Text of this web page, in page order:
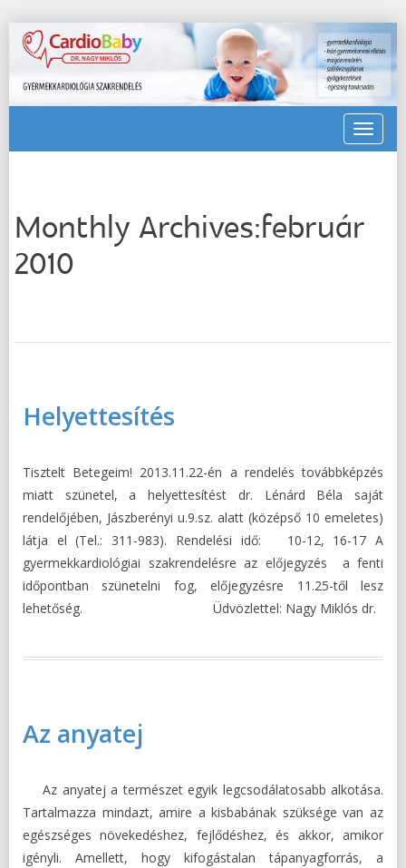
Toggle
Monthly Archives:február
2010
Helyettesítés
Tisztelt Betegeim! 2013.11.22-én a rendelés továbbképzés
miatt szünetel, a helyettesítést dr. Lénárd Béla saját
rendelőjében, Jászberényi u.9.sz. alatt (középső 10 emeletes)
látja el (Tel.: 311-983). Rendelési idő: 10-12, 16-17 A
gyermekkardiológiai szakrendelésre az előjegyzés a fenti
időpontban szünetelni fog, előjegyzésre 11.25-től lesz
lehetőség. Üdvözlettel: Nagy Miklós dr.
Az anyatej
Az anyatej a természet egyik legcsodálatosabb alkotása.
Tartalmazza mindazt, amire a kisbabának szüksége van az
egészséges növekedéshez, fejlődéshez, és akkor, amikor
igényli. Amellett, hogy kifogástalan tápanyagforrás, a